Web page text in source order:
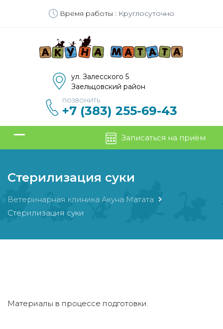
Время работы : Круглосуточно
ул. Залесского 5
Заельцовский район
ПОЗВОНИТЬ
+7 (383) 255-69-43
Записаться на приём
Стерилизация суки
Ветеринарная клиника Акуна Матата
Стерилизация суки
Материалы в процессе подготовки.